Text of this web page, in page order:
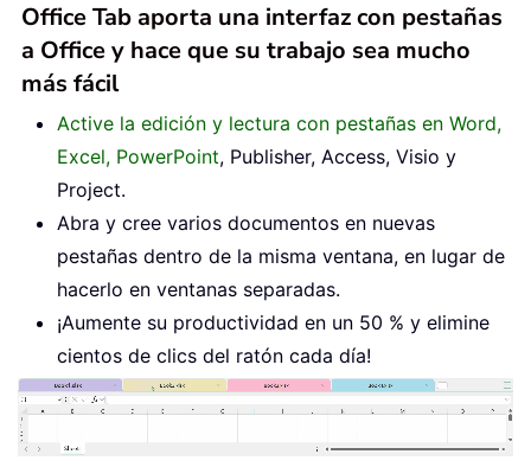
Office Tab aporta una interfaz con pestañas
a Office y hace que su trabajo sea mucho
más fácil
Active la edición y lectura con pestañas en Word,
Excel, PowerPoint, Publisher, Access, Visio y
Project.
Abra y cree varios documentos en nuevas
pestañas dentro de la misma ventana, en lugar de
hacerlo en ventanas separadas.
¡Aumente su productividad en un 50 % y elimine
cientos de clics del ratón cada día!